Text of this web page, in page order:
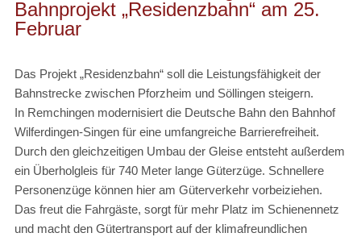
Bahnprojekt „Residenzbahn“ am 25.
Februar
Das Projekt „Residenzbahn“ soll die Leistungsfähigkeit der
Bahnstrecke zwischen Pforzheim und Söllingen steigern.
In Remchingen modernisiert die Deutsche Bahn den Bahnhof
Wilferdingen-Singen für eine umfangreiche Barrierefreiheit.
Durch den gleichzeitigen Umbau der Gleise entsteht außerdem
ein Überholgleis für 740 Meter lange Güterzüge. Schnellere
Personenzüge können hier am Güterverkehr vorbeiziehen.
Das freut die Fahrgäste, sorgt für mehr Platz im Schienennetz
und macht den Gütertransport auf der klimafreundlichen